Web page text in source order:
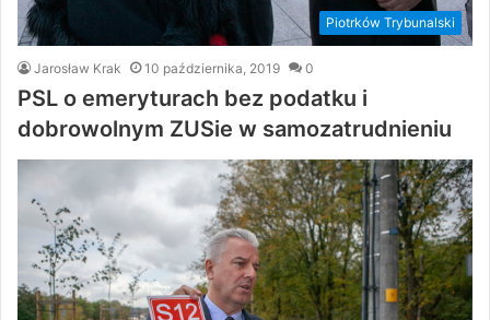
Piotrków Trybunalski
Jarosław Krak 10 października, 2019 0
PSL o emeryturach bez podatku i
dobrowolnym ZUSie w samozatrudnieniu